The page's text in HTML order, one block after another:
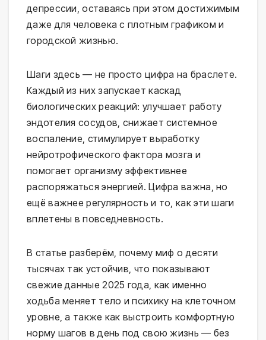
депрессии, оставаясь при этом достижимым
даже для человека с плотным графиком и
городской жизнью.
Шаги здесь — не просто цифра на браслете.
Каждый из них запускает каскад
биологических реакций: улучшает работу
эндотелия сосудов, снижает системное
воспаление, стимулирует выработку
нейротрофического фактора мозга и
помогает организму эффективнее
распоряжаться энергией. Цифра важна, но
ещё важнее регулярность и то, как эти шаги
вплетены в повседневность.
В статье разберём, почему миф о десяти
тысячах так устойчив, что показывают
свежие данные 2025 года, как именно
ходьба меняет тело и психику на клеточном
уровне, а также как выстроить комфортную
норму шагов в день под свою жизнь — без